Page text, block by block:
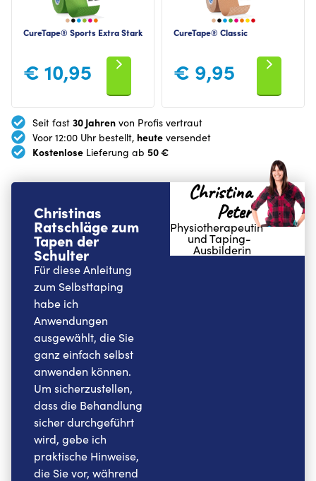
CureTape® Sports Extra Stark
€ 10,95
CureTape® Classic
€ 9,95
Seit fast 30 Jahren von Profis vertraut
Voor 12:00 Uhr bestellt, heute versendet
Kostenlose Lieferung ab 50 €
Christinas
Ratschläge zum
Tapen der
Schulter
Für diese Anleitung
zum Selbsttaping
habe ich
Anwendungen
ausgewählt, die Sie
ganz einfach selbst
anwenden können.
Um sicherzustellen,
dass die Behandlung
sicher durchgeführt
wird, gebe ich
praktische Hinweise,
die Sie vor, während
Christina
Peter
Physiotherapeutin
und Taping-
Ausbilderin